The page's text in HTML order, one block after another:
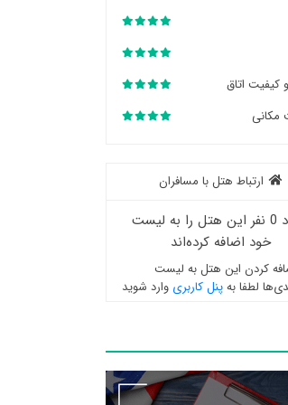
کیفیت اتاق
مکانی
ارتباط هتل با مسافران
تعداد 0 نفر این هتل را به لیست
خود اضافه کرده‌اند
کردن این هتل به لیست
لطفا بهپنل کاربری وارد شوید